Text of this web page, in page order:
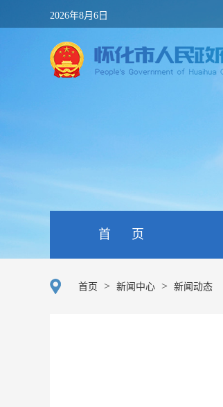
2026年8月6日
首 页
首页 > 新闻中心 > 新闻动态